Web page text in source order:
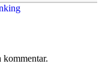
kommentar.